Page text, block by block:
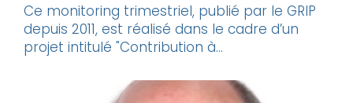
Ce monitoring trimestriel, publié par le GRIP
depuis 2011, est réalisé dans le cadre d’un
projet intitulé "Contribution à...